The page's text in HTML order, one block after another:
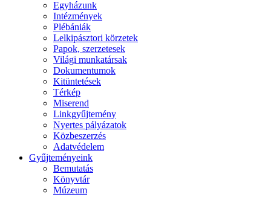
Egyházunk
Intézmények
Plébániák
Lelkipásztori körzetek
Papok, szerzetesek
Világi munkatársak
Dokumentumok
Kitüntetések
Térkép
Miserend
Linkgyűjtemény
Nyertes pályázatok
Közbeszerzés
Adatvédelem
Gyűjteményeink
Bemutatás
Könyvtár
Múzeum